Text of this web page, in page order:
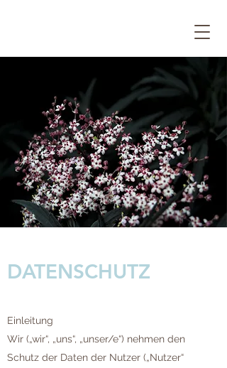
DATENSCHUTZ
Einleitung
Wir („wir“, „uns“, „unser/e“) nehmen den
Schutz der Daten der Nutzer („Nutzer“